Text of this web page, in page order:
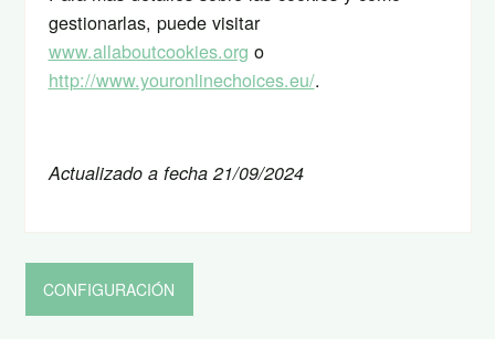
gestionarlas, puede visitar
www.allaboutcookies.org o
http://www.youronlinechoices.eu/.
Actualizado a fecha 21/09/2024
CONFIGURACIÓN